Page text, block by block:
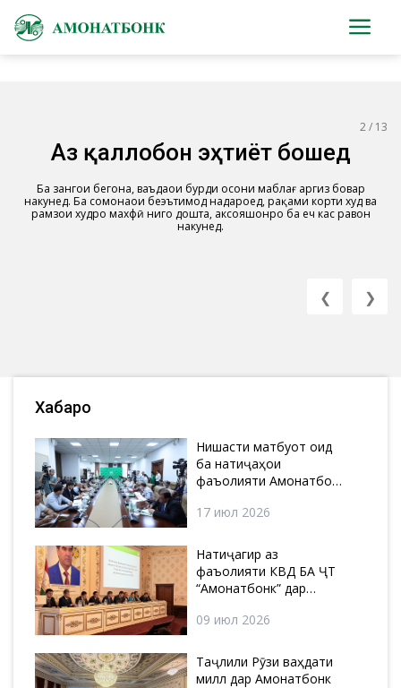
2 / 13
Аз қаллобон эҳтиёт бошед
Ба зангҳои бегона, ваъдаҳои бурди осони маблағ ҳаргиз бовар
накунед. Ба сомонаҳои беэътимод надароед, рақами корти худ ва
рамзҳои худро махфӣ нигоҳ дошта, аксҳояшонро ба ҳеч кас равон
накунед.
❮ ❯
Хабарҳо
Нишасти матбуотӣ оид
ба натиҷаҳои
фаъолияти Амонатбонк
соли 2026
17 июл 2026
Натиҷагирӣ аз
фаъолияти КВД БА ҶТ
“Амонатбонк” дар
нақшаҳо барои
2026
09 июл 2026
Таҷлили Рӯзи ваҳдати
миллӣ дар Амонатбонк